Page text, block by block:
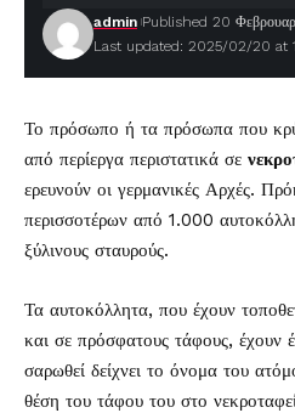
Last updated: 2025/02/20 at
admin Published 20
Το πρόσωπο ή τα πρόσωπα που
από περίεργα περιστατικά σε
ερευνούν οι γερμανικές Αρχές.
περισσοτέρων από 1.000
ξύλινους σταυρούς.
Τα αυτοκόλλητα, που έχουν
και σε πρόσφατους τάφους, έχουν
σαρωθεί δείχνει το όνομα του
θέση του τάφου του στο